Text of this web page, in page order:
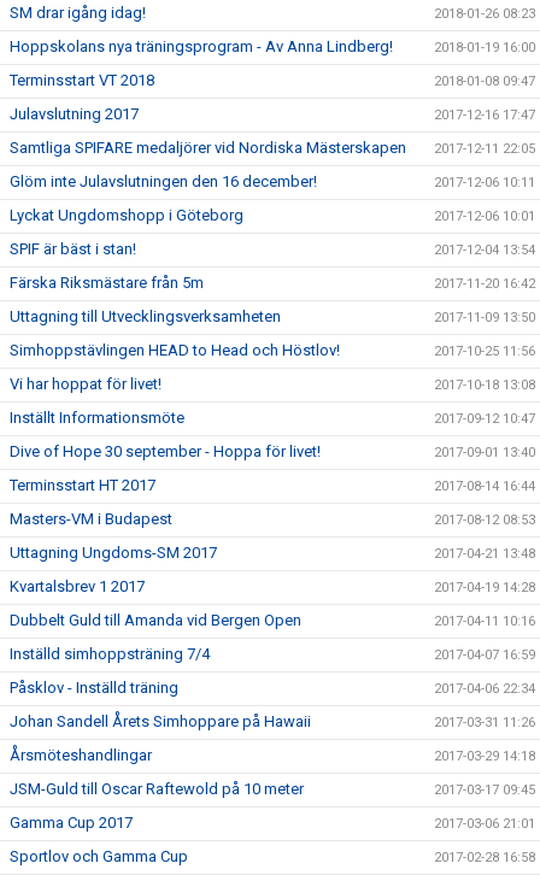
SM drar igång idag! 2018-01-26 08:23
Hoppskolans nya träningsprogram - Av Anna Lindberg! 2018-01-19 16:00
Terminsstart VT 2018 2018-01-08 09:47
Julavslutning 2017 2017-12-16 17:47
Samtliga SPIFARE medaljörer vid Nordiska Mästerskapen 2017-12-11 22:05
Glöm inte Julavslutningen den 16 december! 2017-12-06 10:11
Lyckat Ungdomshopp i Göteborg 2017-12-06 10:01
SPIF är bäst i stan! 2017-12-04 13:54
Färska Riksmästare från 5m 2017-11-20 16:42
Uttagning till Utvecklingsverksamheten 2017-11-09 13:50
Simhoppstävlingen HEAD to Head och Höstlov! 2017-10-25 11:56
Vi har hoppat för livet! 2017-10-18 13:08
Inställt Informationsmöte 2017-09-12 10:47
Dive of Hope 30 september - Hoppa för livet! 2017-09-01 13:40
Terminsstart HT 2017 2017-08-14 16:44
Masters-VM i Budapest 2017-08-12 08:53
Uttagning Ungdoms-SM 2017 2017-04-21 13:48
Kvartalsbrev 1 2017 2017-04-19 14:28
Dubbelt Guld till Amanda vid Bergen Open 2017-04-11 10:16
Inställd simhoppsträning 7/4 2017-04-07 16:59
Påsklov - Inställd träning 2017-04-06 22:34
Johan Sandell Årets Simhoppare på Hawaii 2017-03-31 11:26
Årsmöteshandlingar 2017-03-29 14:18
JSM-Guld till Oscar Raftewold på 10 meter 2017-03-17 09:45
Gamma Cup 2017 2017-03-06 21:01
Sportlov och Gamma Cup 2017-02-28 16:58